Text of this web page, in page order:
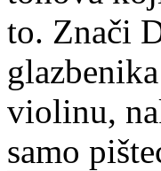
to. Znači
violinu,
samo